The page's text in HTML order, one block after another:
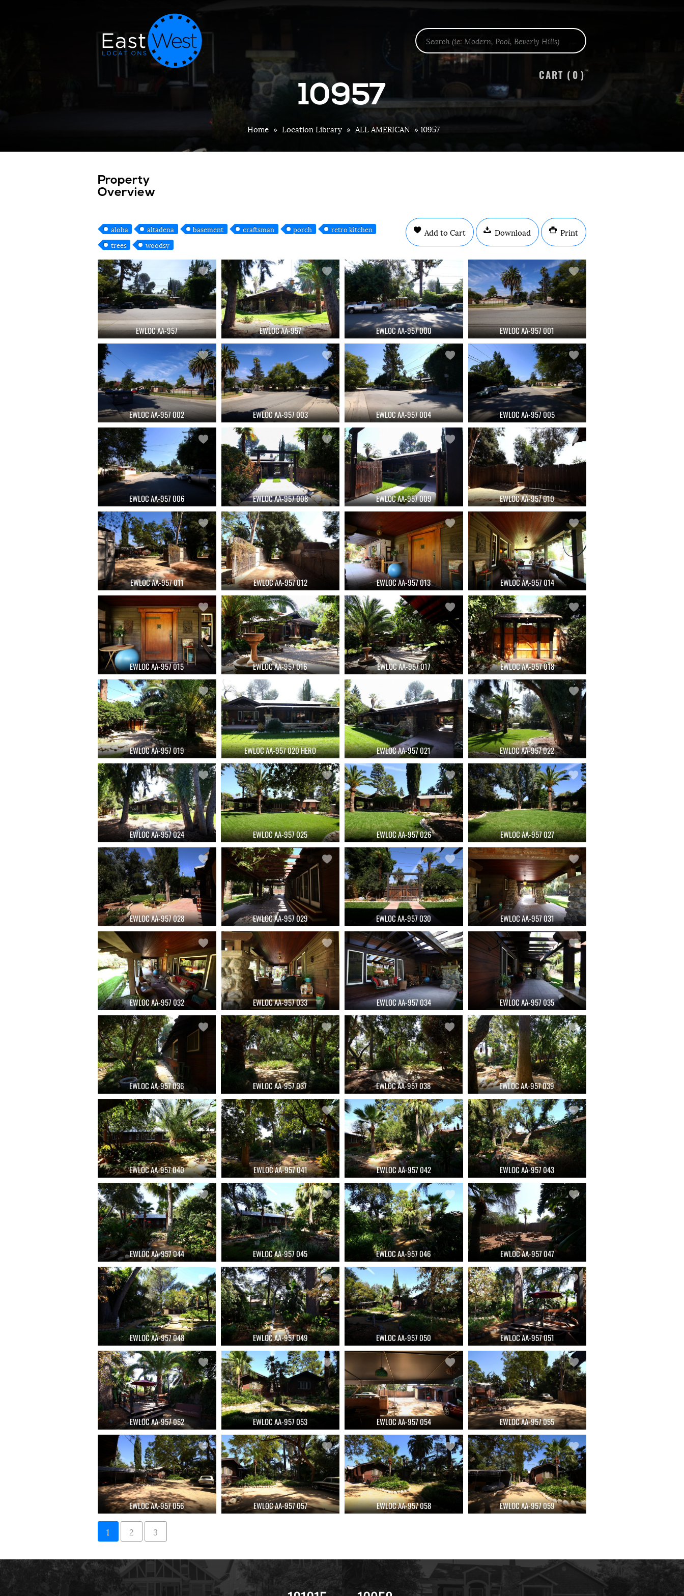
CART ( 0 )
10957
Home » Location Library » ALL AMERICAN »10957
Property
Overview
aloha altadena basement craftsman porch
retro kitchen
trees
woodsy
Add to Cart Download Print
EWLOC AA-957 EWLOC AA-957 EWLOC AA-957 000 EWLOC AA-957 001
EWLOC AA-957 002 EWLOC AA-957 003 EWLOC AA-957 004 EWLOC AA-957 005
EWLOC AA-957 006 EWLOC AA-957 008 EWLOC AA-957 009 EWLOC AA-957 010
EWLOC AA-957 011 EWLOC AA-957 012 EWLOC AA-957 013 EWLOC AA-957 014
EWLOC AA-957 015 EWLOC AA-957 016 EWLOC AA-957 017 EWLOC AA-957 018
EWLOC AA-957 019 EWLOC AA-957 020 HERO EWLOC AA-957 021 EWLOC AA-957 022
EWLOC AA-957 024 EWLOC AA-957 025 EWLOC AA-957 026 EWLOC AA-957 027
EWLOC AA-957 028 EWLOC AA-957 029 EWLOC AA-957 030 EWLOC AA-957 031
EWLOC AA-957 032 EWLOC AA-957 033 EWLOC AA-957 034 EWLOC AA-957 035
EWLOC AA-957 036 EWLOC AA-957 037 EWLOC AA-957 038 EWLOC AA-957 039
EWLOC AA-957 040 EWLOC AA-957 041 EWLOC AA-957 042 EWLOC AA-957 043
EWLOC AA-957 044 EWLOC AA-957 045 EWLOC AA-957 046 EWLOC AA-957 047
EWLOC AA-957 048 EWLOC AA-957 049 EWLOC AA-957 050 EWLOC AA-957 051
EWLOC AA-957 052 EWLOC AA-957 053 EWLOC AA-957 054 EWLOC AA-957 055
EWLOC AA-957 056 EWLOC AA-957 057 EWLOC AA-957 058 EWLOC AA-957 059
1 2 3